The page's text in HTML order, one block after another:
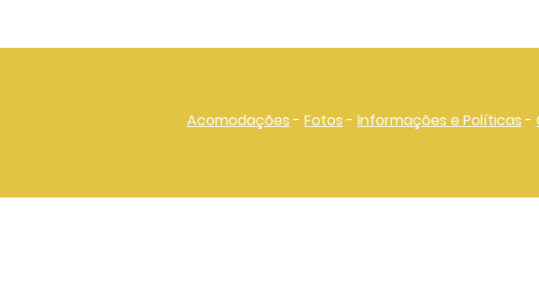
Acomodações - Fotos - Informações e Políticas -